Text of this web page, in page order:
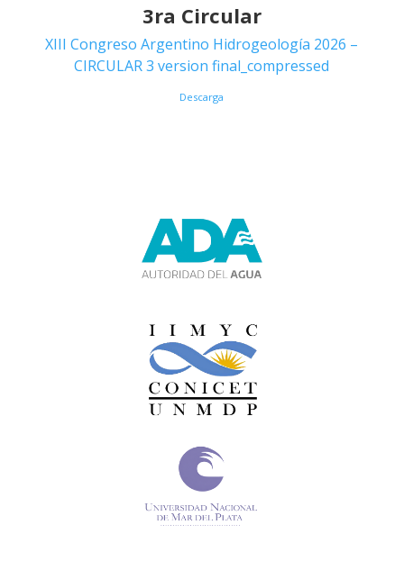
3ra Circular
XIII Congreso Argentino Hidrogeología 2026 –
CIRCULAR 3 version final_compressed
Descarga